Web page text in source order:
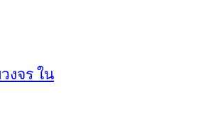
งจร ใน